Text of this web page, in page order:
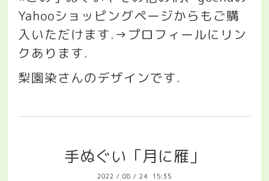
Yahooショッピングページからもご購
入いただけます.→ プロフィールにリン
クあります.
梨園染さんのデザインです.
手ぬぐい「月に雁」
2022 / 08 / 24 15:35